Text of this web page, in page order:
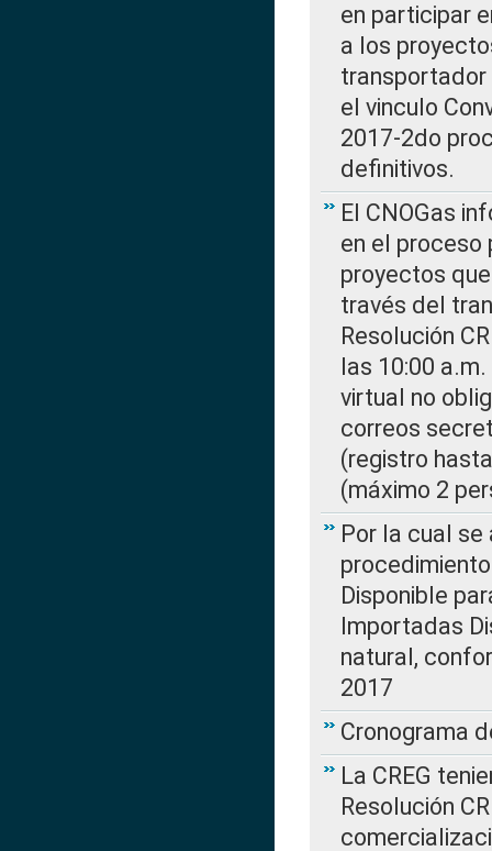
en participar
a los
transportador
el vinculo
2017-2do
definitivos.
El CNOGas
en el proceso
proyectos
través del
Resolución
las 10:00
virtual no
correos
(registro
(máximo 2
Por la cual
Disponible
Importadas
natural,
2017
Cronograma
La CREG
Resolución